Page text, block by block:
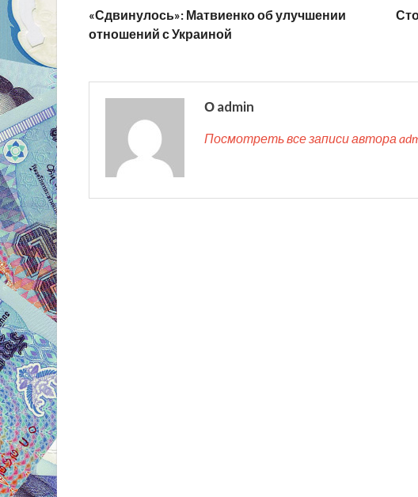
«Сдвинулось»: Матвиенко об улучшении
отношений с Украиной
О admin
Посмотреть все записи автора